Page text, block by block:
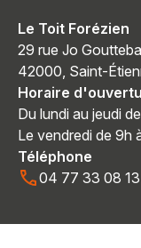
Le Toit Forézien
29 rue Jo
42000, Saint-
Horaire
Du lundi au jeudi
Le vendredi de 9h
Téléphone
04 77 33 08 13